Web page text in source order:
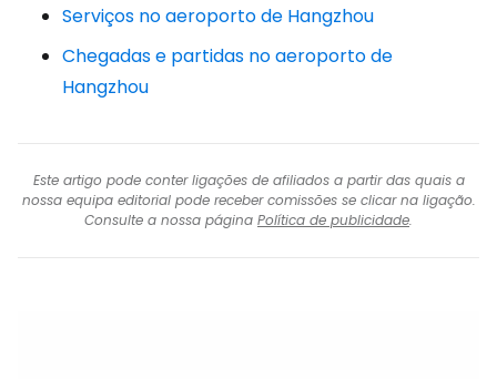
Serviços no aeroporto de Hangzhou
Chegadas e partidas no aeroporto de
Hangzhou
Este artigo pode conter ligações de afiliados a partir das quais a
nossa equipa editorial pode receber comissões se clicar na ligação.
Consulte a nossa página Política de publicidade.